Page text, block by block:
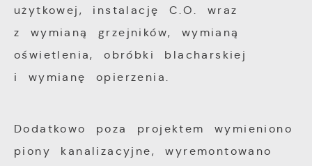
użytkowej, instalację C.O. wraz
z wymianą grzejników, wymianą
oświetlenia, obróbki blacharskiej
i wymianę opierzenia.
Dodatkowo poza projektem wymieniono
piony kanalizacyjne, wyremontowano